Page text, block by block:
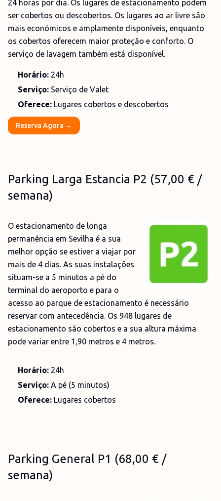
24 horas por dia. Os lugares de estacionamento podem
ser cobertos ou descobertos. Os lugares ao ar livre são
mais económicos e amplamente disponíveis, enquanto
os cobertos oferecem maior proteção e conforto. O
serviço de lavagem também está disponível.
Horário: 24h
Serviço: Serviço de Valet
Oferece: Lugares cobertos e descobertos
Reserva Agora →
Parking Larga Estancia P2 (57,00 € /
semana)
O estacionamento de longa
permanência em Sevilha é a sua
melhor opção se estiver a viajar por
mais de 4 dias. As suas instalações
situam-se a 5 minutos a pé do
terminal do aeroporto e para o
acesso ao parque de estacionamento é necessário
reservar com antecedência. Os 948 lugares de
estacionamento são cobertos e a sua altura máxima
pode variar entre 1,90 metros e 4 metros.
Horário: 24h
Serviço: A pé (5 minutos)
Oferece: Lugares cobertos
Parking General P1 (68,00 € /
semana)